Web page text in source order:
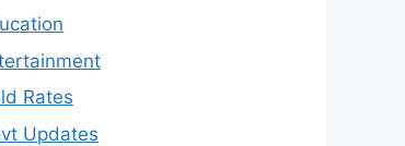
Rates
Updates